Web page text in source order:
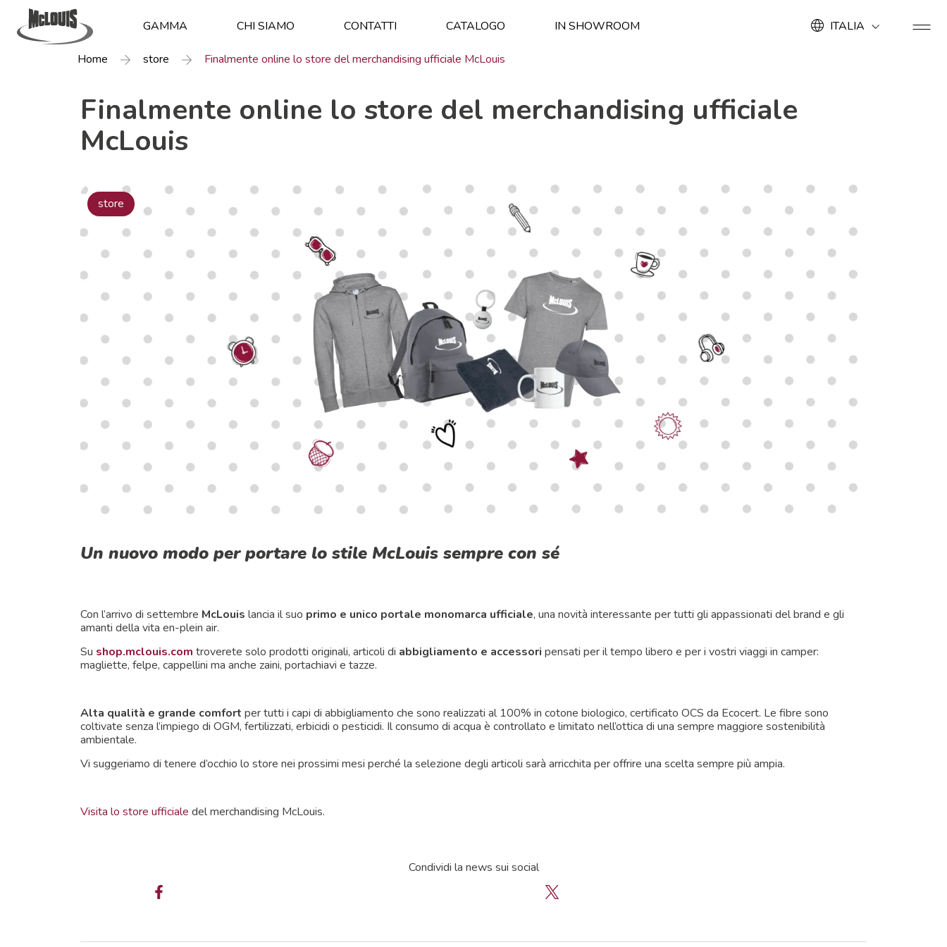
GAMMA CHI SIAMO CONTATTI CATALOGO IN SHOWROOM ITALIA
Home store Finalmente online lo store del merchandising ufficiale McLouis
Finalmente online lo store del merchandising ufficiale
McLouis
store
Un nuovo modo per portare lo stile McLouis sempre con sé
Con l’arrivo di settembre McLouis lancia il suo primo e unico portale monomarca ufficiale, una novità interessante per tutti gli appassionati del brand e gli
amanti della vita en-plein air.
Su shop.mclouis.com troverete solo prodotti originali, articoli di abbigliamento e accessori pensati per il tempo libero e per i vostri viaggi in camper:
magliette, felpe, cappellini ma anche zaini, portachiavi e tazze.
Alta qualità e grande comfort per tutti i capi di abbigliamento che sono realizzati al 100% in cotone biologico, certificato OCS da Ecocert. Le fibre sono
coltivate senza l’impiego di OGM, fertilizzati, erbicidi o pesticidi. Il consumo di acqua è controllato e limitato nell’ottica di una sempre maggiore sostenibilità
ambientale.
Vi suggeriamo di tenere d’occhio lo store nei prossimi mesi perché la selezione degli articoli sarà arricchita per offrire una scelta sempre più ampia.
Visita lo store ufficiale del merchandising McLouis.
Condividi la news sui social